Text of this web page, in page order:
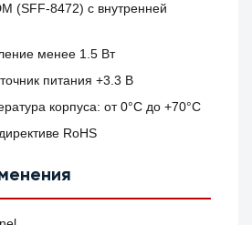
(SFF-8472) с внутренней
менее 1.5 Вт
питания +3.3 В
корпуса: от 0°C до +70°C
RoHS